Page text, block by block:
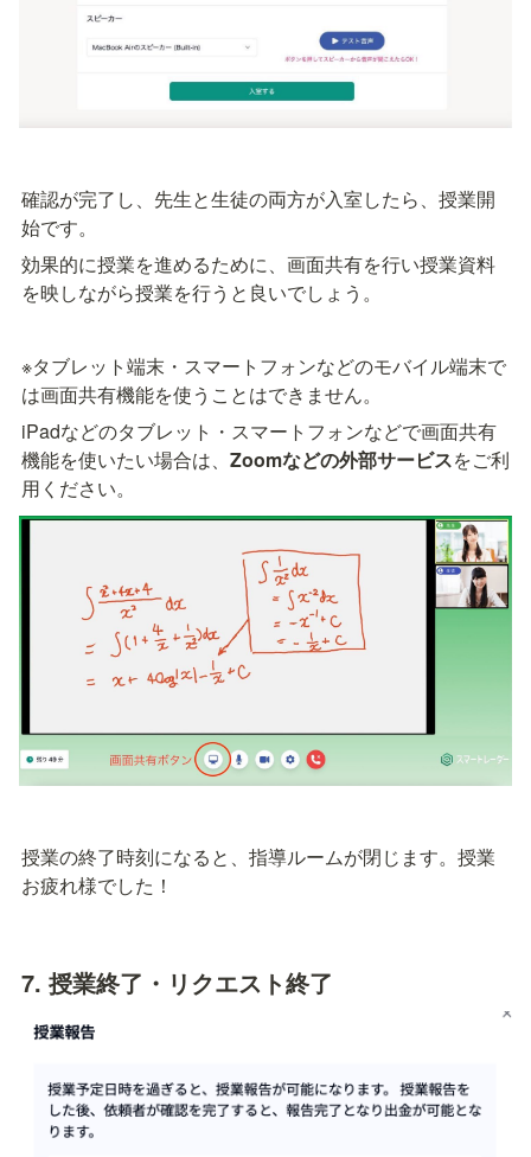
確認が完了し、先生と生徒の両方が入室したら、授業開
始です。
効果的に授業を進めるために、画面共有を行い授業資料
を映しながら授業を行うと良いでしょう。
※タブレット端末・スマートフォンなどのモバイル端末で
は画面共有機能を使うことはできません。
iPadなどのタブレット・スマートフォンなどで画面共有
機能を使いたい場合は、 Zoomなどの外部サービスをご利
用ください。
授業の終了時刻になると、指導ルームが閉じます。授業
お疲れ様でした！
7. 授業終了・リクエスト終了